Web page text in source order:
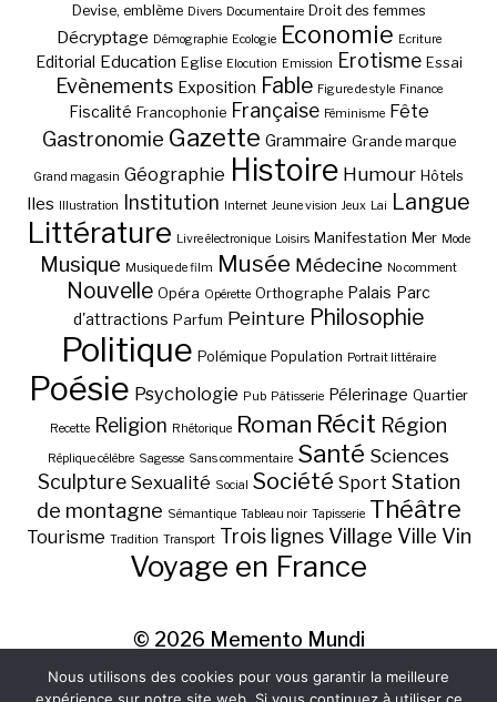
Devise, emblème Divers Documentaire Droit des femmes
Décryptage Démographie Ecologie Economie Ecriture
Editorial Education Eglise Elocution Emission Erotisme Essai
Evènements Exposition Fable Figure de style Finance
Fiscalité Francophonie Française Féminisme Fête
Gastronomie Gazette Grammaire Grande marque
Grand magasin Géographie Histoire Humour Hôtels
Iles Illustration Institution Internet Jeune vision Jeux Lai Langue
Littérature Livre électronique Loisirs Manifestation Mer Mode
Musique Musique de film Musée Médecine No comment
Nouvelle Opéra Opérette Orthographe Palais Parc
d'attractions Parfum Peinture Philosophie
Politique Polémique Population Portrait littéraire
Poésie Psychologie Pub Pâtisserie Pélerinage Quartier
Recette Religion Rhétorique Roman Récit Région
Réplique célèbre Sagesse Sans commentaire Santé Sciences
Sculpture Sexualité Social Société Sport Station
de montagne Sémantique Tableau noir Tapisserie Théâtre
Tourisme Tradition Transport Trois lignes Village Ville Vin
Voyage en France
© 2026 Memento Mundi
Nous utilisons des cookies pour vous garantir la meilleure